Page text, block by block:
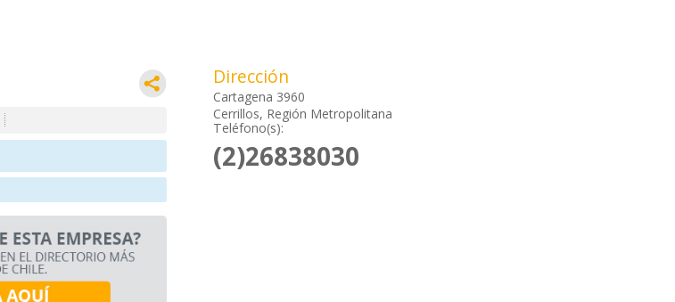
Dirección
Cartagena 3960
Cerrillos, Región Metropolitana
Teléfono(s):
(2)26838030